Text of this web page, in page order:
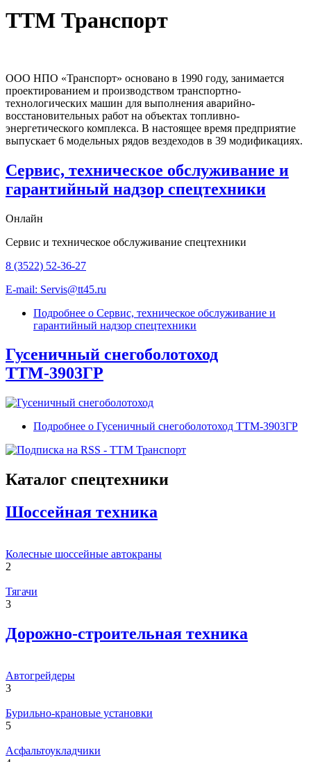
ТТМ Транспорт
ООО НПО «Транспорт» основано в 1990 году, занимается
проектированием и производством транспортно-
технологических машин для выполнения аварийно-
восстановительных работ на объектах топливно-
энергетического комплекса. В настоящее время предприятие
выпускает 6 модельных рядов вездеходов в 39 модификациях.
Сервис, техническое обслуживание и
гарантийный надзор спецтехники
Онлайн
Сервис и техническое обслуживание спецтехники
8 (3522) 52-36-27
E-mail: Servis@tt45.ru
Подробнее о Сервис, техническое обслуживание и
гарантийный надзор спецтехники
Гусеничный снегоболотоход
ТТМ-3903ГР
Подробнее о Гусеничный снегоболотоход ТТМ-3903ГР
Каталог спецтехники
Шоссейная техника
Колесные шоссейные автокраны
2
Тягачи
3
Дорожно-строительная техника
Автогрейдеры
3
Бурильно-крановые установки
5
Асфальтоукладчики